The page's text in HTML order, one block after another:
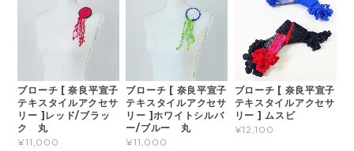
ブローチ [ 奈良平宣子
テキスタイルアクセサ
リー ]レッド/ブラッ
ク 丸
¥11,000
ブローチ [ 奈良平宣子
テキスタイルアクセサ
リー ]ホワイトシルバ
ー/ブルー 丸
¥11,000
ブローチ [ 奈良平宣子
テキスタイルアクセサ
リー ] ムスビ
¥12,100